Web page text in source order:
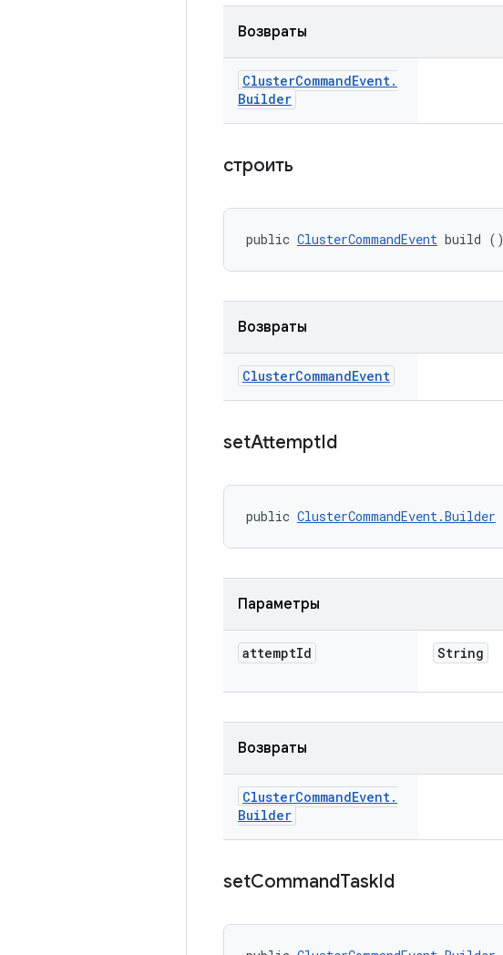
Возвраты
ClusterCommandEvent.
Builder
строить
public ClusterCommandEvent build ()
Возвраты
ClusterCommandEvent
setAttemptId
public ClusterCommandEvent.Builder
Параметры
attemptId String
Возвраты
ClusterCommandEvent.
Builder
setCommandTaskId